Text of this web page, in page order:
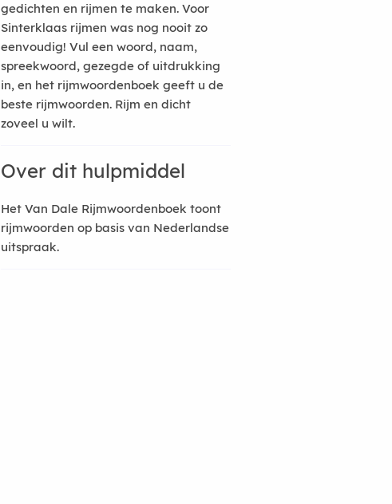
gedichten en rijmen te maken. Voor
Sinterklaas rijmen was nog nooit zo
eenvoudig! Vul een woord, naam,
spreekwoord, gezegde of uitdrukking
in, en het rijmwoordenboek geeft u de
beste rijmwoorden. Rijm en dicht
zoveel u wilt.
Over dit hulpmiddel
Het Van Dale Rijmwoordenboek toont
rijmwoorden op basis van Nederlandse
uitspraak.